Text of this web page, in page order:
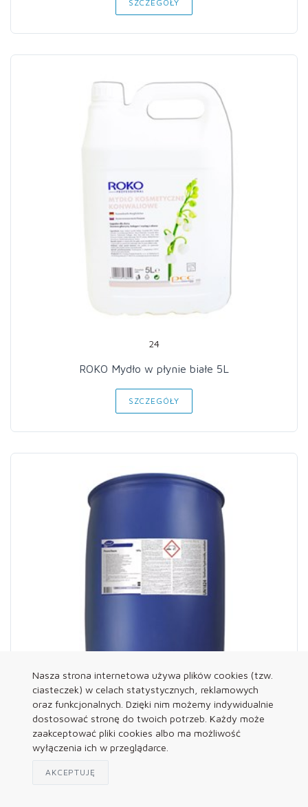
Nasza strona internetowa używa plików cookies (tzw.
ciasteczek) w celach statystycznych, reklamowych
oraz funkcjonalnych. Dzięki nim możemy indywidualnie
dostosować stronę do twoich potrzeb. Każdy może
zaakceptować pliki cookies albo ma możliwość
wyłączenia ich w przeglądarce.
AKCEPTUJĘ
SZCZEGÓŁY
24
ROKO Mydło w płynie białe 5L
SZCZEGÓŁY
DIVERSEY Preparat do mycia pianowego Powerfoam